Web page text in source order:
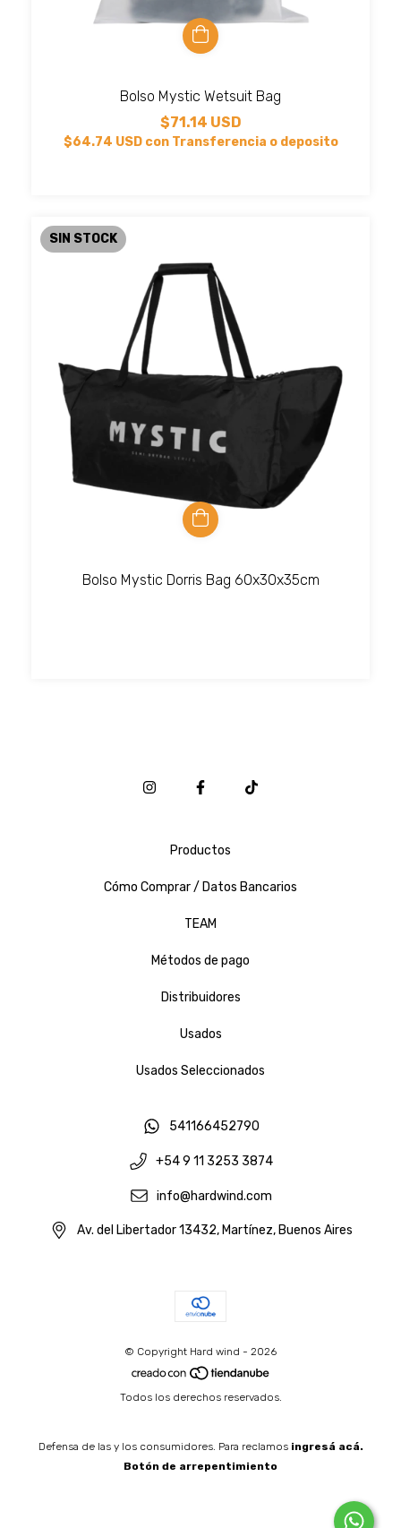
Bolso Mystic Wetsuit Bag
$71.14 USD
$64.74 USD con Transferencia o deposito
SIN STOCK
Bolso Mystic Dorris Bag 60x30x35cm
Productos
Cómo Comprar / Datos Bancarios
TEAM
Métodos de pago
Distribuidores
Usados
Usados Seleccionados
541166452790
+54 9 11 3253 3874
info@hardwind.com
Av. del Libertador 13432, Martínez, Buenos Aires
© Copyright Hard wind - 2026
Todos los derechos reservados.
Defensa de las y los consumidores. Para reclamos ingresá acá.
Botón de arrepentimiento